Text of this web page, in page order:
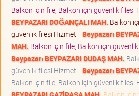
Balkon için file, Balkon için güvenlik filesi
BEYPAZARI DOĞANÇALI MAH. Balkon
güvenlik filesi Hizmeti Beypazarı
MAH. Balkon için file, Balkon için
Beypazarı BEYPAZARI DUDAŞ MAH.
güvenlik filesi Hizmeti Beypazarı
Balkon için file, Balkon için güvenlik filesi